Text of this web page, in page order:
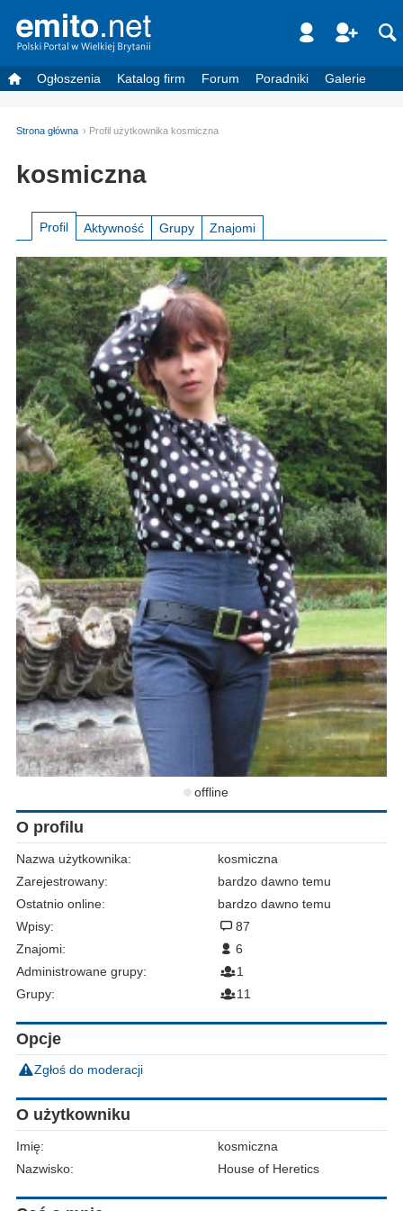
Ogłoszenia Katalog firm Forum Poradniki Galerie
Strona główna Profil użytkownika kosmiczna
kosmiczna
Profil Aktywność Grupy Znajomi
offline
O profilu
Nazwa użytkownika:
kosmiczna
Zarejestrowany:
bardzo dawno temu
Ostatnio online:
bardzo dawno temu
Wpisy:
87
Znajomi:
6
Administrowane grupy:
1
Grupy:
11
Opcje
Zgłoś do moderacji
O użytkowniku
Imię:
kosmiczna
Nazwisko:
House of Heretics